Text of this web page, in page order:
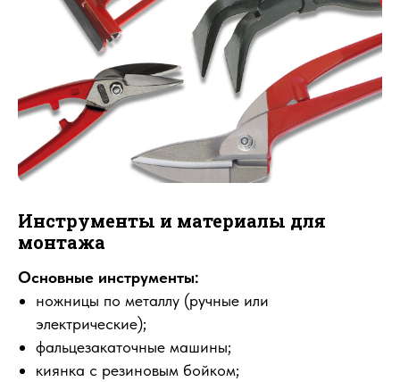
Инструменты и материалы для
монтажа
Основные инструменты:
ножницы по металлу (ручные или
электрические);
фальцезакаточные машины;
киянка с резиновым бойком;